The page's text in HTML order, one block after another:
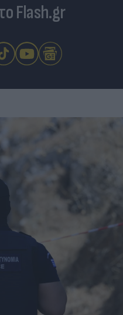
Flash.gr